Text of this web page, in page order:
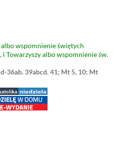
wspomnienie świętych
i Towarzyszy albo wspomnienie św.
36ab. 39abcd. 41; Mt 5, 10; Mt